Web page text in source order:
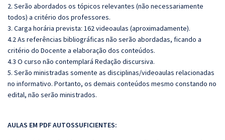
2. Serão abordados os tópicos relevantes (não necessariamente
todos) a critério dos professores.
3. Carga horária prevista: 162 videoaulas (aproximadamente).
4.2 As referências bibliográficas não serão abordadas, ficando a
critério do Docente a elaboração dos conteúdos.
4.3 O curso não contemplará Redação discursiva.
5. Serão ministradas somente as disciplinas/videoaulas relacionadas
no informativo. Portanto, os demais conteúdos mesmo constando no
edital, não serão ministrados.
AULAS EM PDF AUTOSSUFICIENTES: